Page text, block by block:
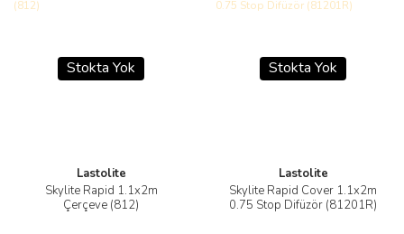
Stokta Yok
Lastolite
Skylite Rapid 1.1x2m
Çerçeve (812)
Stokta Yok
Lastolite
Skylite Rapid Cover 1.1x2m
0.75 Stop Difüzör (81201R)